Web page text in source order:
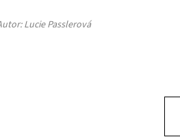
Lucie Passlerová